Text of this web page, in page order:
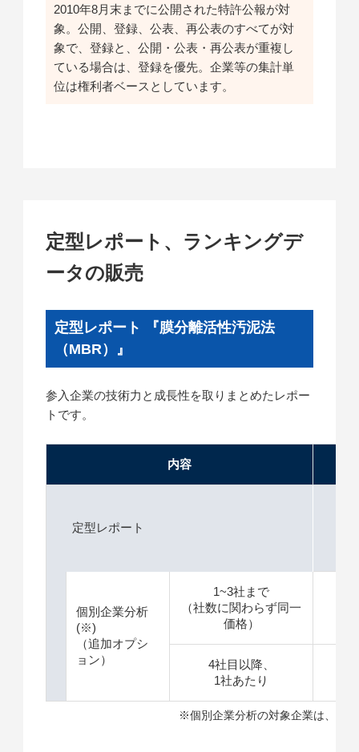
2010年8月末までに公開された特許公報が対
象。公開、登録、公表、再公表のすべてが対
象で、登録と、公開・公表・再公表が重複し
ている場合は、登録を優先。企業等の集計単
位は権利者ベースとしています。
定型レポート、ランキングデ
ータの販売
定型レポート 『膜分離活性汚泥法
（MBR）』
参入企業の技術力と成長性を取りまとめたレポー
トです。
内容
定型レポート
個別企業分析
(※)
（追加オプシ
ョン）
1~3社まで
（社数に関わらず同一
価格）
4社目以降、
1社あたり
※個別企業分析の対象企業は、特